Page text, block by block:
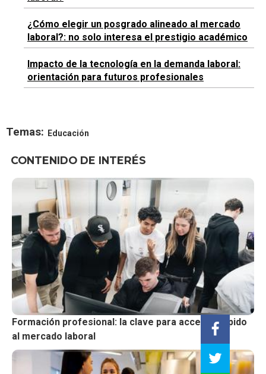
¿Cómo elegir un posgrado alineado al mercado
laboral?: no solo interesa el prestigio académico
Impacto de la tecnología en la demanda laboral:
orientación para futuros profesionales
Temas: Educación
CONTENIDO DE INTERÉS
Formación profesional: la clave para acceder rápido
al mercado laboral